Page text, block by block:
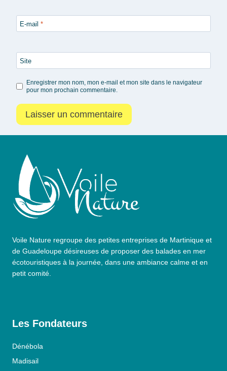
E-mail *
Site
Enregistrer mon nom, mon e-mail et mon site dans le navigateur
pour mon prochain commentaire.
Voile Nature regroupe des petites entreprises de Martinique et
de Guadeloupe désireuses de proposer des balades en mer
écotouristiques à la journée, dans une ambiance calme et en
petit comité.
Les Fondateurs
Dénébola
Madisail